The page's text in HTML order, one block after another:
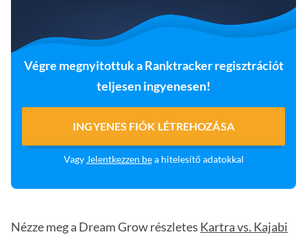
Végre megnyitottuk a Ranktracker regisztrációt
teljesen ingyenesen!
INGYENES FIÓK LÉTREHOZÁSA
Vagy Jelentkezzen bea hitelesítő adatokkal
Nézze meg a Dream Grow részletes Kartra vs. Kajabi